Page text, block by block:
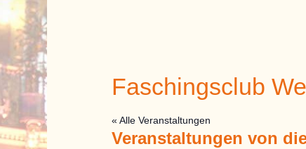
Faschingsclub
« Alle Veranstaltungen
Veranstaltungen von